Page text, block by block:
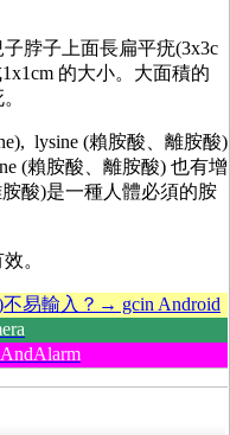
脖子上面長扁平疣(3x3c
的大小。大面積的
lysine (賴胺酸、離胺酸)
(賴胺酸、離胺酸) 也有增
酸)是一種人體必須的胺
。
易輸入？→ gcin Android